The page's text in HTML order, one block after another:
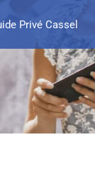
Privé Cassel